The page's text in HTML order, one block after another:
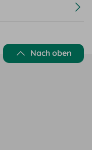
Nach oben